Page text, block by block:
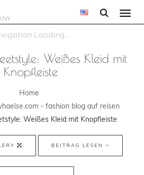
Weißes Kleid mit
Knopfleiste
Home
- fashion blog auf reisen
Weißes Kleid mit Knopfleiste
BEITRAG LESEN